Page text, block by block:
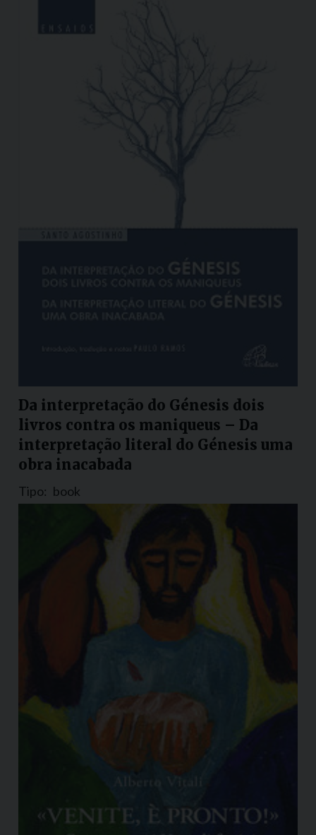
Da interpretação do Génesis dois
livros contra os maniqueus – Da
interpretação literal do Génesis uma
obra inacabada
Tipo: book